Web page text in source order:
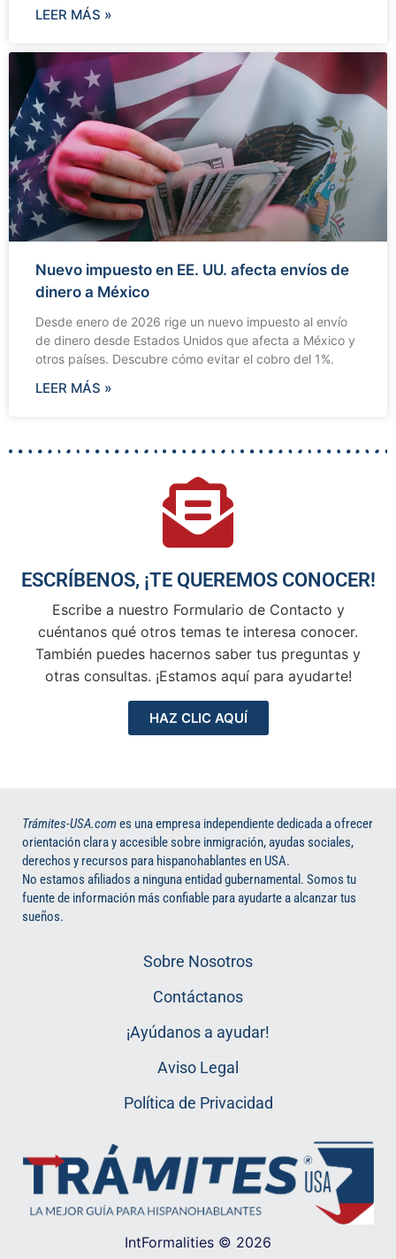
LEER MÁS »
Nuevo impuesto en EE. UU. afecta envíos de
dinero a México
Desde enero de 2026 rige un nuevo impuesto al envío
de dinero desde Estados Unidos que afecta a México y
otros países. Descubre cómo evitar el cobro del 1%.
LEER MÁS »
ESCRÍBENOS, ¡TE QUEREMOS CONOCER!
Escribe a nuestro Formulario de Contacto y
cuéntanos qué otros temas te interesa conocer.
También puedes hacernos saber tus preguntas y
otras consultas. ¡Estamos aquí para ayudarte!
HAZ CLIC AQUÍ
Trámites-USA.comes una empresa independiente dedicada a ofrecer
orientación clara y accesible sobre inmigración, ayudas sociales,
derechos y recursos para hispanohablantes en USA.
No estamos afiliados a ninguna entidad gubernamental. Somos tu
fuente de información más confiable para ayudarte a alcanzar tus
sueños.
Sobre Nosotros
Contáctanos
¡Ayúdanos a ayudar!
Aviso Legal
Política de Privacidad
IntFormalities © 2026